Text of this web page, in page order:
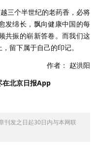
三个半世纪的老药香，必将
发绵长，飘向健康中国的每
共振的崭新答卷。而我们这
留下属于自己的印记。
作者： 赵洪阳
在北京日报App
刊发之日起30日内与本网联